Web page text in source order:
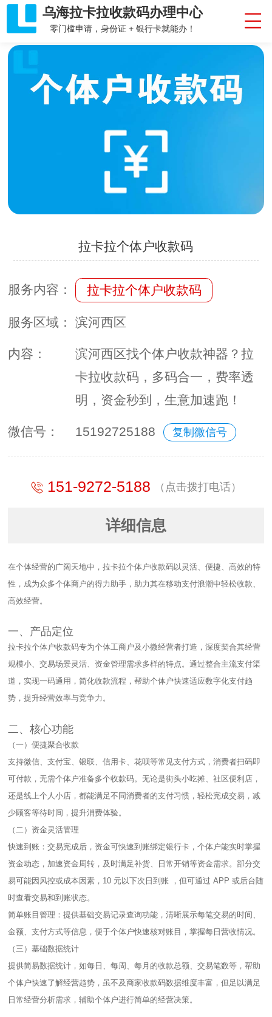
乌海拉卡拉收款码办理中心
零门槛申请，身份证 + 银行卡就能办！
拉卡拉个体户收款码
服务内容： 拉卡拉个体户收款码
服务区域： 滨河西区
内容：
滨河西区找个体户收款神器？拉
卡拉收款码，多码合一，费率透
明，资金秒到，生意加速跑！
微信号： 15192725188 复制微信号
151-9272-5188 （点击拨打电话）
详细信息
在个体经营的广阔天地中，拉卡拉个体户收款码以灵活、便捷、高效的特
性，成为众多个体商户的得力助手，助力其在移动支付浪潮中轻松收款、
高效经营。​
一、产品定位​
拉卡拉个体户收款码专为个体工商户及小微经营者打造，深度契合其经营
规模小、交易场景灵活、资金管理需求多样的特点。通过整合主流支付渠
道，实现一码通用，简化收款流程，帮助个体户快速适应数字化支付趋
势，提升经营效率与竞争力。​
二、核心功能​
（一）便捷聚合收款​
支持微信、支付宝、银联、信用卡、花呗等常见支付方式，消费者扫码即
可付款，无需个体户准备多个收款码。无论是街头小吃摊、社区便利店，
还是线上个人小店，都能满足不同消费者的支付习惯，轻松完成交易，减
少顾客等待时间，提升消费体验。​
（二）资金灵活管理​
快速到账：交易完成后，资金可快速到账绑定银行卡，个体户能实时掌握
资金动态，加速资金周转，及时满足补货、日常开销等资金需求。部分交
易可能因风控或成本因素，10 元以下次日到账 ，但可通过 APP 或后台随
时查看交易和到账状态。​
简单账目管理：提供基础交易记录查询功能，清晰展示每笔交易的时间、
金额、支付方式等信息，便于个体户快速核对账目，掌握每日营收情况。​
（三）基础数据统计​
提供简易数据统计，如每日、每周、每月的收款总额、交易笔数等，帮助
个体户快速了解经营趋势，虽不及商家收款码数据维度丰富，但足以满足
日常经营分析需求，辅助个体户进行简单的经营决策。​